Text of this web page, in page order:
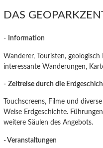
DAS
- Information
Wanderer, Touristen,
interessante Wanderungen,
- Zeitreise durch die
Touchscreens, Filme und
Weise Erdgeschichte.
weitere Säulen des Angebots.
- Veranstaltungen